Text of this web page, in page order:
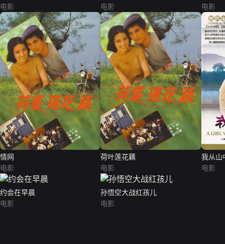
电影
电影
电影
情网
电影
荷叶莲花藕
电影
我从山
电影
约会在早晨
电影
孙悟空大战红孩儿
电影